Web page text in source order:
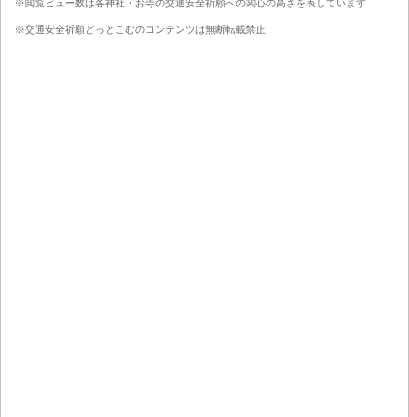
※閲覧ビュー数は各神社・お寺の交通安全祈願への関心の高さを表しています
※交通安全祈願どっとこむのコンテンツは無断転載禁止